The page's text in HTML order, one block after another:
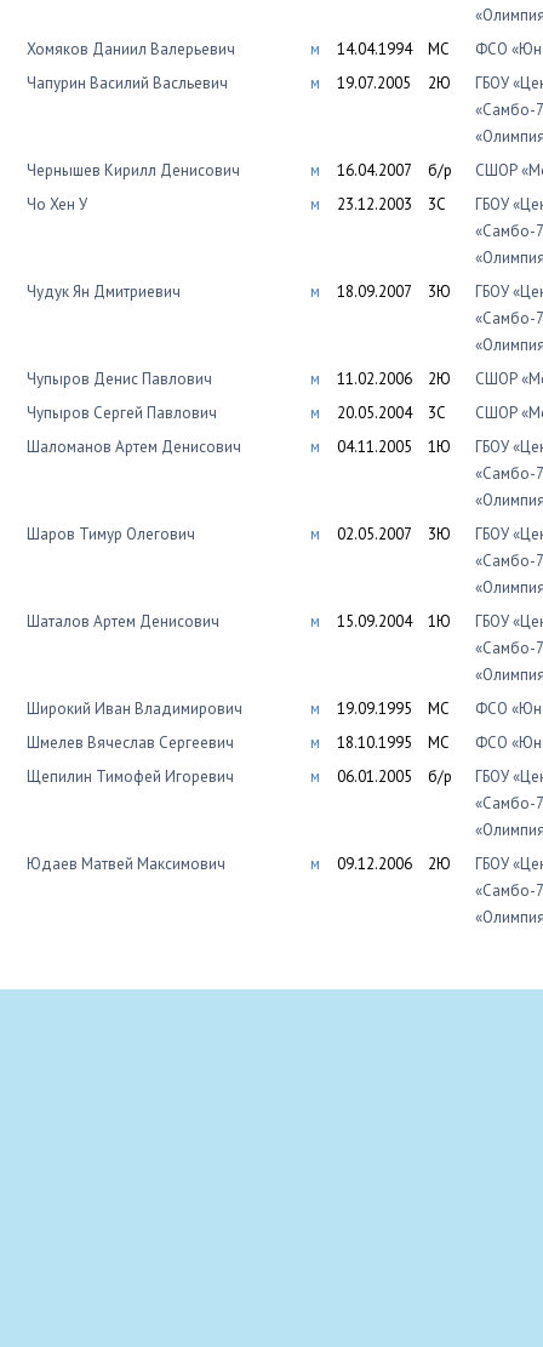
Хомяков Даниил Валерьевич
м 14.04.1994 МС
ФСО
Чапурин Василий Васльевич
м 19.07.2005 2Ю
ГБОУ
«Самбо-
Чернышев Кирилл Денисович
м 16.04.2007 б/р
СШОР
Чо Хен У
м 23.12.2003 3С
ГБОУ
«Самбо-
Чудук Ян Дмитриевич
м 18.09.2007 3Ю
ГБОУ
«Самбо-
Чупыров Денис Павлович
м 11.02.2006 2Ю
СШОР
Чупыров Сергей Павлович
м 20.05.2004 3С
СШОР
Шаломанов Артем Денисович
м 04.11.2005 1Ю
ГБОУ
«Самбо-
Шаров Тимур Олегович
м 02.05.2007 3Ю
ГБОУ
«Самбо-
Шаталов Артем Денисович
м 15.09.2004 1Ю
ГБОУ
«Самбо-
Широкий Иван Владимирович
м 19.09.1995 МС
ФСО
Шмелев Вячеслав Сергеевич
м 18.10.1995 МС
ФСО
Щепилин Тимофей Игоревич
м 06.01.2005 б/р
ГБОУ
«Самбо-
Юдаев Матвей Максимович
м 09.12.2006 2Ю
ГБОУ
«Самбо-